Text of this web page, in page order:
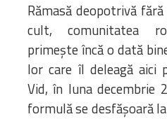
Rămasă deopotrivă
cult, comunitatea
primeşte încă o dată
lor care îl deleagă aici
Vid, în luna decembrie
formulă se desfăşoară